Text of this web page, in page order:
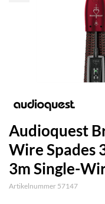
Audioquest
Wire Spades
3m Single-
Artikelnummer 57147